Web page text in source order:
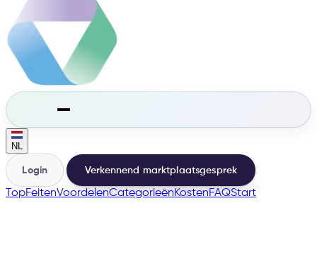
NL
Login Verkennend marktplaatsgesprek
TopFeitenVoordelenCategorieënKostenFAQStart